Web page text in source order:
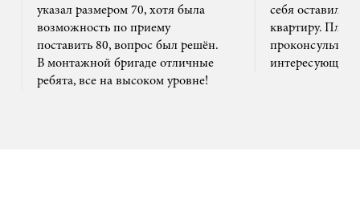
указал размером 70, хотя была
возможность по приему
поставить 80, вопрос был решён.
В монтажной бригаде отличные
ребята, все на высоком уровне!
себя оставил
квартиру. Плюс
интересующим